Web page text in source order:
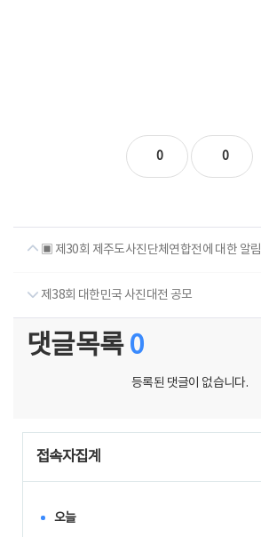
0 0
▣ 제30회 제주도사진단체연합전에 대한 알림
제38회 대한민국 사진대전 공모
댓글목록 0
등록된 댓글이 없습니다.
접속자집계
오늘